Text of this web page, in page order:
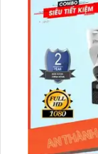
BỘ
4,399,000
Combo Bộ
Dahua là sự
của bạn.
và loa, giúp
cách dễ
cao, giúp tiết